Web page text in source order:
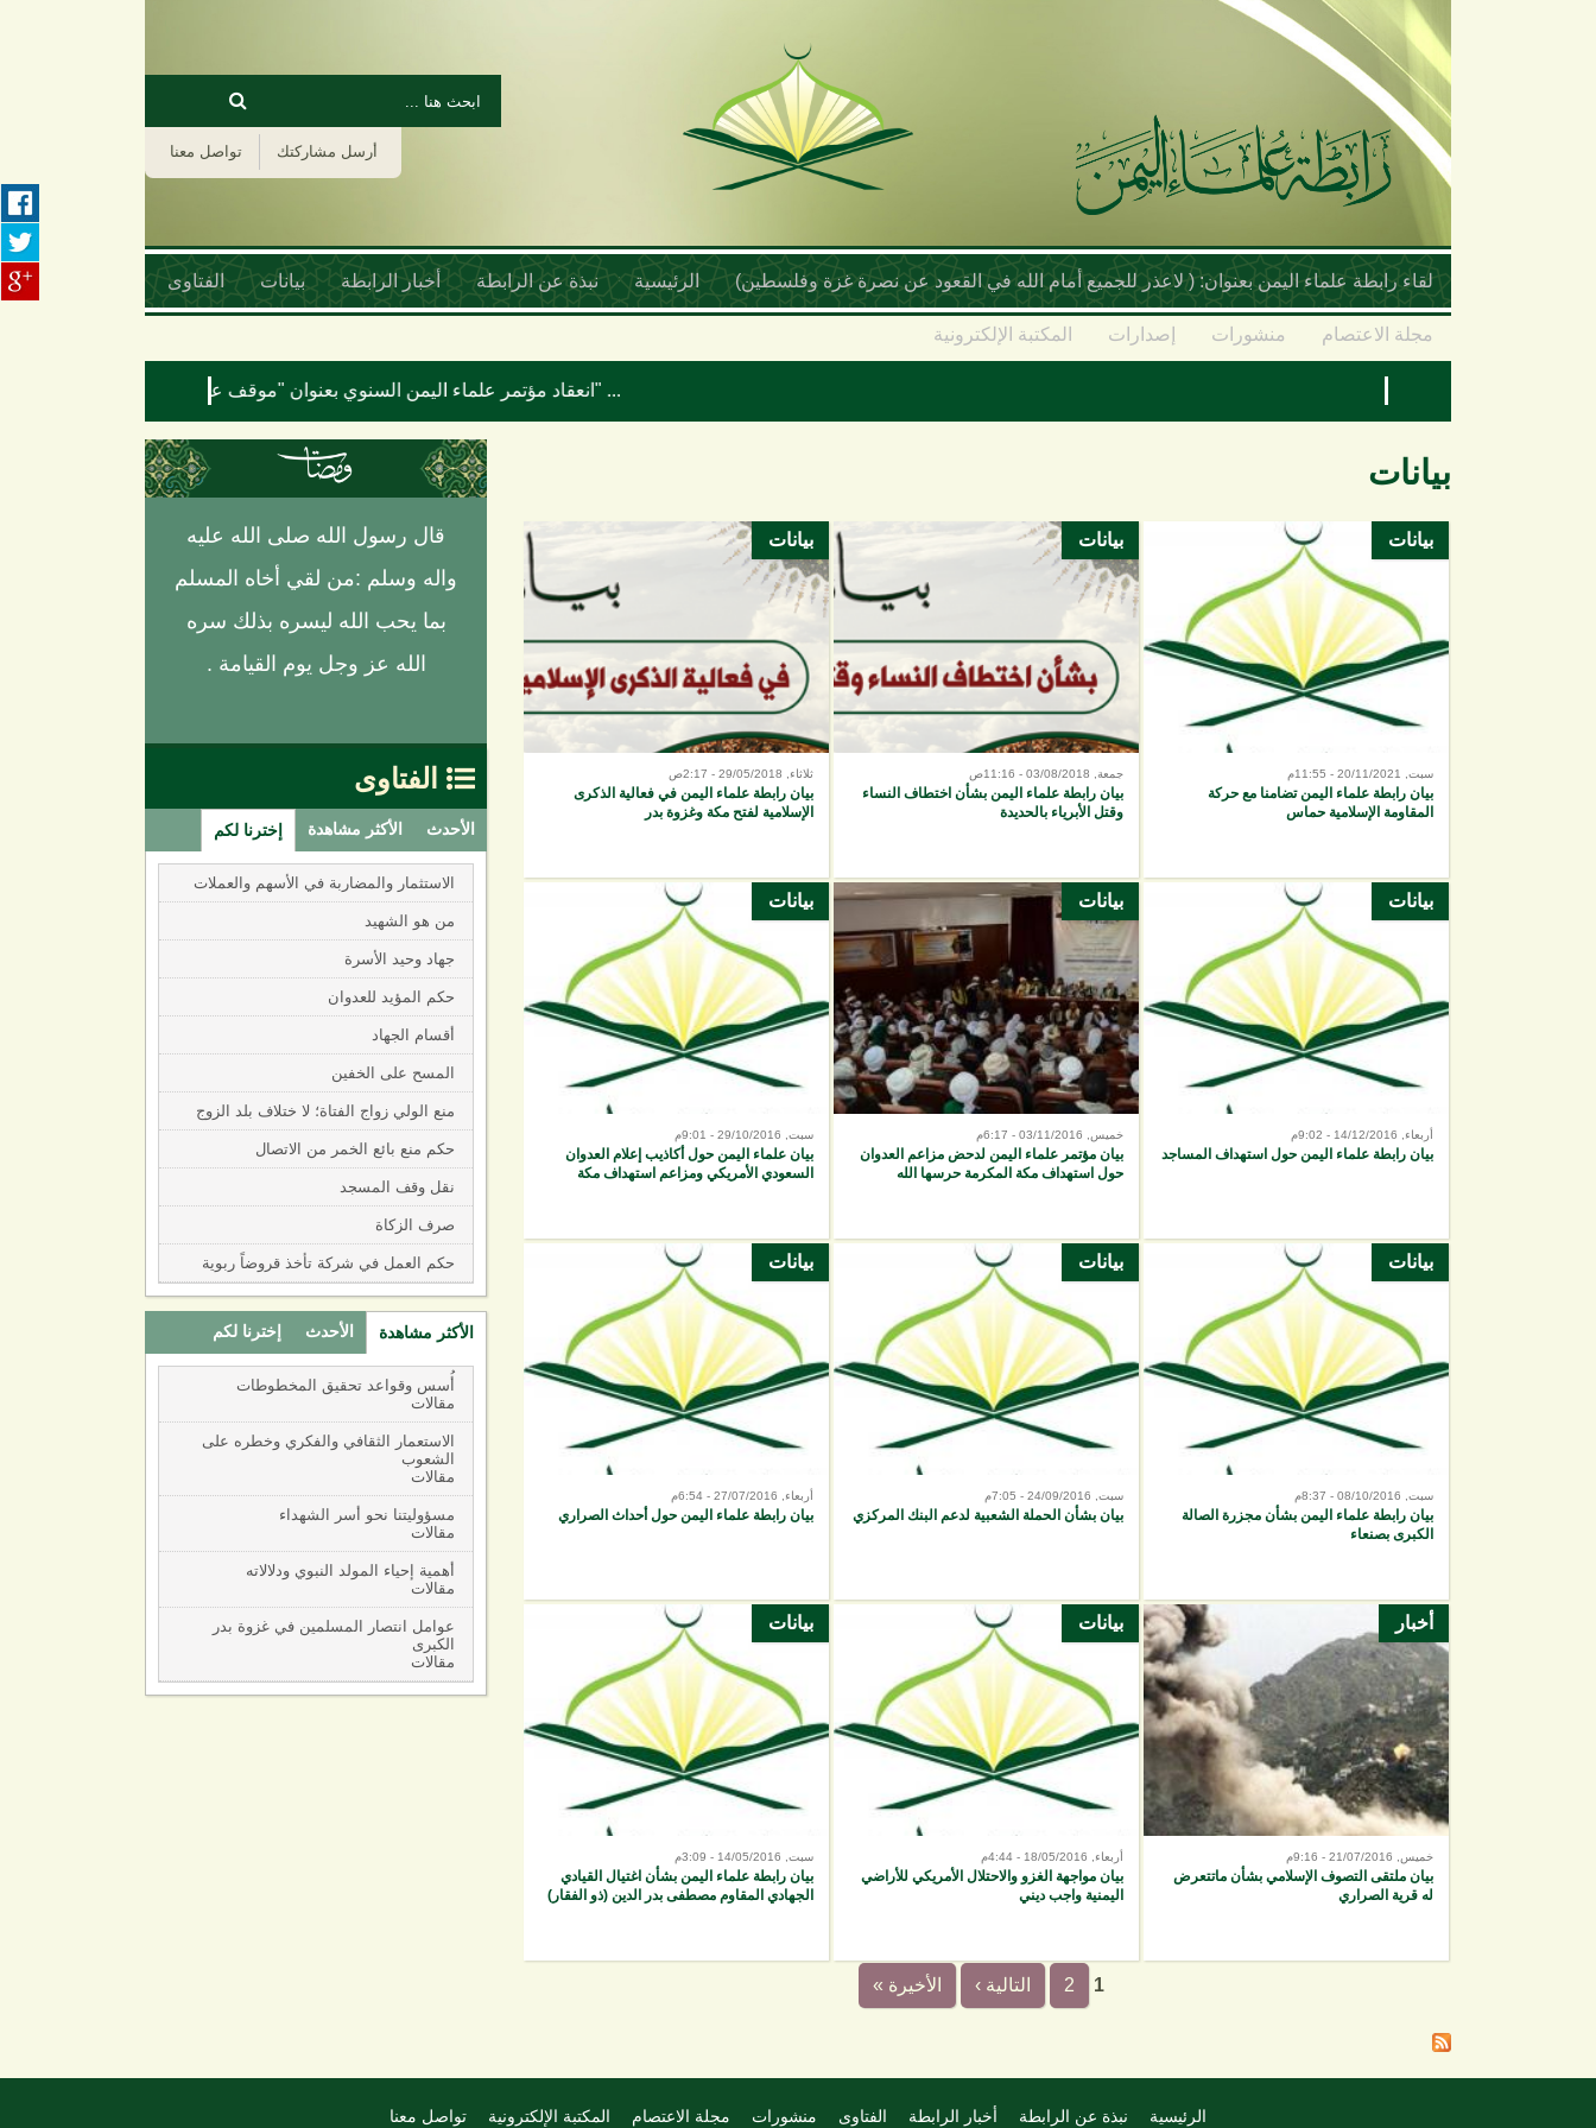
تجاوز إلى المحتوى الرئيسي
استمارة البحث
‏بحث ‏
تواصل معنا أرسل مشاركتك
لقاء رابطة علماء اليمن بعنوان: ( لاعذر للجميع أمام الله في القعود عن نصرة غزة وفلسطين) الرئيسية نبذة عن الرابطة أخبار الرابطة بيانات الفتاوى
مجلة الاعتصام منشورات إصدارات المكتبة الإلكترونية
قال رسول الله صلى الله عليه
واله وسلم :من لقي أخاه المسلم
بما يحب الله ليسره بذلك سره
الله عز وجل يوم القيامة .
 الفتاوى
الأحدث الأكثر مشاهدة إخترنا لكم
الاستثمار والمضاربة في الأسهم والعملات
من هو الشهيد
جهاد وحيد الأسرة
حكم المؤيد للعدوان
أقسام الجهاد
المسح على الخفين
منع الولي زواج الفتاة؛ لا ختلاف بلد الزوج
حكم منع بائع الخمر من الاتصال
نقل وقف المسجد
صرف الزكاة
حكم العمل في شركة تأخذ قروضاً ربوية
الأكثر مشاهدة الأحدث إخترنا لكم
أُسس وقواعد تحقيق المخطوطات
مقالات
الاستعمار الثقافي والفكري وخطره على
الشعوب
مقالات
مسؤوليتنا نحو أسر الشهداء
مقالات
أهمية إحياء المولد النبوي ودلالاته
مقالات
عوامل انتصار المسلمين في غزوة بدر
الكبرى
مقالات
بيانات
بيانات
سبت, 20/11/2021 - 11:55م
بيان رابطة علماء اليمن تضامنا مع حركة
المقاومة الإسلامية حماس
بيانات
جمعة, 03/08/2018 - 11:16ص
بيان رابطة علماء اليمن بشأن اختطاف النساء
وقتل الأبرياء بالحديدة
بيانات
ثلاثاء, 29/05/2018 - 2:17ص
بيان رابطة علماء اليمن في فعالية الذكرى
الإسلامية لفتح مكة وغزوة بدر
بيانات
أربعاء, 14/12/2016 - 9:02م
بيان رابطة علماء اليمن حول استهداف المساجد
بيانات
خميس, 03/11/2016 - 6:17م
بيان مؤتمر علماء اليمن لدحض مزاعم العدوان
حول استهداف مكة المكرمة حرسها الله
بيانات
سبت, 29/10/2016 - 9:01م
بيان علماء اليمن حول أكاذيب إعلام العدوان
السعودي الأمريكي ومزاعم استهداف مكة
بيانات
سبت, 08/10/2016 - 8:37م
بيان رابطة علماء اليمن بشأن مجزرة الصالة
الكبرى بصنعاء
بيانات
سبت, 24/09/2016 - 7:05م
بيان بشأن الحملة الشعبية لدعم البنك المركزي
بيانات
أربعاء, 27/07/2016 - 6:54م
بيان رابطة علماء اليمن حول أحداث الصراري
أخبار
خميس, 21/07/2016 - 9:16م
بيان ملتقى التصوف الإسلامي بشأن ماتتعرض
له قرية الصراري
بيانات
أربعاء, 18/05/2016 - 4:44م
بيان مواجهة الغزو والاحتلال الأمريكي للأراضي
اليمنية واجب ديني
بيانات
سبت, 14/05/2016 - 3:09م
بيان رابطة علماء اليمن بشأن اغتيال القيادي
الجهادي المقاوم مصطفى بدر الدين (ذو الفقار)
الصفحات
1
2 التالية › الأخيرة »
الرئيسية نبذة عن الرابطة أخبار الرابطة الفتاوى منشورات مجلة الاعتصام المكتبة الإلكترونية تواصل معنا